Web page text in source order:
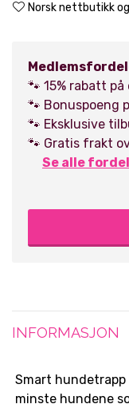
Norsk nettbutikk og
🐾 15% rabatt
🐾 Bonuspoeng
🐾 Eksklusive
🐾 Gratis frakt
Se alle
INFORMASJON
Smart
minste hundene